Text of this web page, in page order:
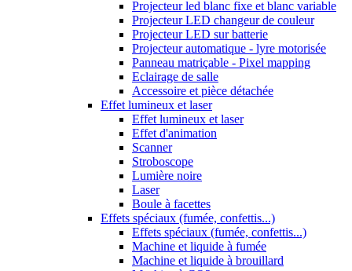
Projecteur led blanc fixe et blanc variable
Projecteur LED changeur de couleur
Projecteur LED sur batterie
Projecteur automatique - lyre motorisée
Panneau matriçable - Pixel mapping
Eclairage de salle
Accessoire et pièce détachée
Effet lumineux et laser
Effet lumineux et laser
Effet d'animation
Scanner
Stroboscope
Lumière noire
Laser
Boule à facettes
Effets spéciaux (fumée, confettis...)
Effets spéciaux (fumée, confettis...)
Machine et liquide à fumée
Machine et liquide à brouillard